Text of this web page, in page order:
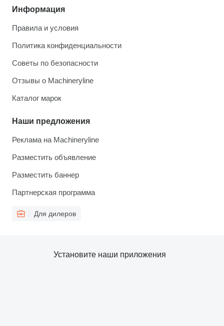
Информация
Правила и условия
Политика конфиденциальности
Советы по безопасности
Отзывы о Machineryline
Каталог марок
Наши предложения
Реклама на Machineryline
Разместить объявление
Разместить баннер
Партнерская программа
Для дилеров
Установите наши приложения